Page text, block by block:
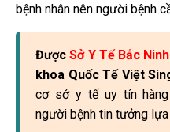
bệnh nhân nên người bệnh
ĐượcSở Y Tế Bắc Ninh
khoa Quốc Tế Việt
cơ sở y tế uy tín
người bệnh tin tưởng lựa